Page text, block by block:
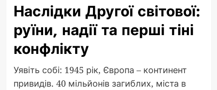
Наслідки Другої світової:
руїни, надії та перші тіні
конфлікту
Уявіть собі: 1945 рік, Європа – континент
привидів. 40 мільйонів загиблих, міста в